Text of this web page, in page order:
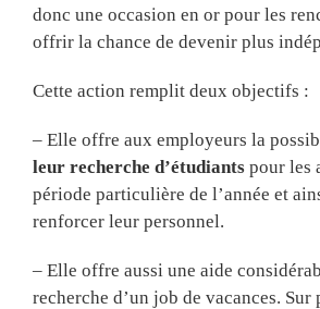
donc une occasion en or pour les
offrir la chance de devenir plus
Cette action remplit deux objectifs :
– Elle offre aux employeurs la
leur recherche d’étudiants pour les
période particulière de l’année et
renforcer leur personnel.
– Elle offre aussi une aide
recherche d’un job de vacances. Sur